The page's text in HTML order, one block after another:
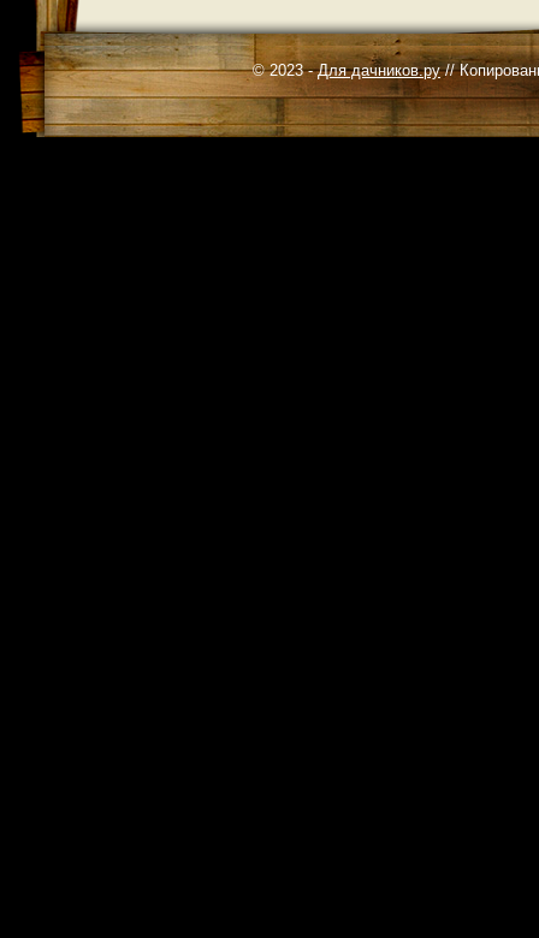
© 2023 -Для дачников.ру//